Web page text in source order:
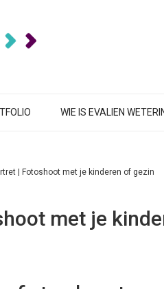
WIE IS EVALIEN
| Fotoshoot met je kinderen of gezin
met je